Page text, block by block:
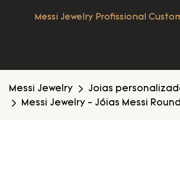
Messi Jewelry Profissional
Messi Jewelry Joias
Messi Jewelry - Jóias Messi